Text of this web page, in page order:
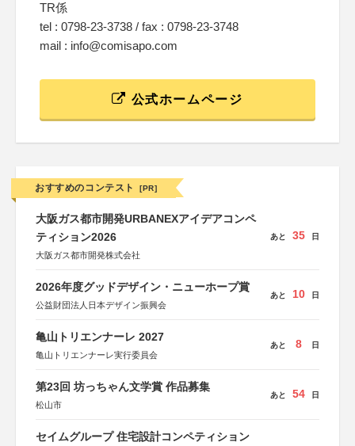
TR係
tel : 0798-23-3738 / fax : 0798-23-3748
mail : info@comisapo.com
公式ホームページ
おすすめのコンテスト [PR]
大阪ガス都市開発URBANEXアイデアコンペ
ティション2026
大阪ガス都市開発株式会社
あと 35 日
2026年度グッドデザイン・ニューホープ賞
公益財団法人日本デザイン振興会
あと 10 日
亀山トリエンナーレ 2027
亀山トリエンナーレ実行委員会
あと 8 日
第23回 坊っちゃん文学賞 作品募集
松山市
あと 54 日
セイムグループ 住宅設計コンペティション